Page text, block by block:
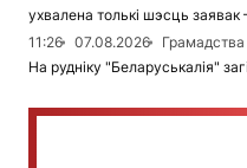
ухвалена толькі шэсць
11:26
07.08.2026
Грамадства
На рудніку "Беларуськалія"